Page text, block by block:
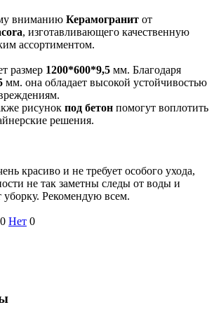
вниманию Керамогранит от
, изготавливающего качественную
ассортиментом.
размер 1200*600*9,5 мм. Благодаря
мм. она обладает высокой устойчивостью
рисунок под бетон помогут воплотить
решения.
красиво и не требует особого ухода,
не так заметны следы от воды и
Рекомендую всем.
0 Нет 0